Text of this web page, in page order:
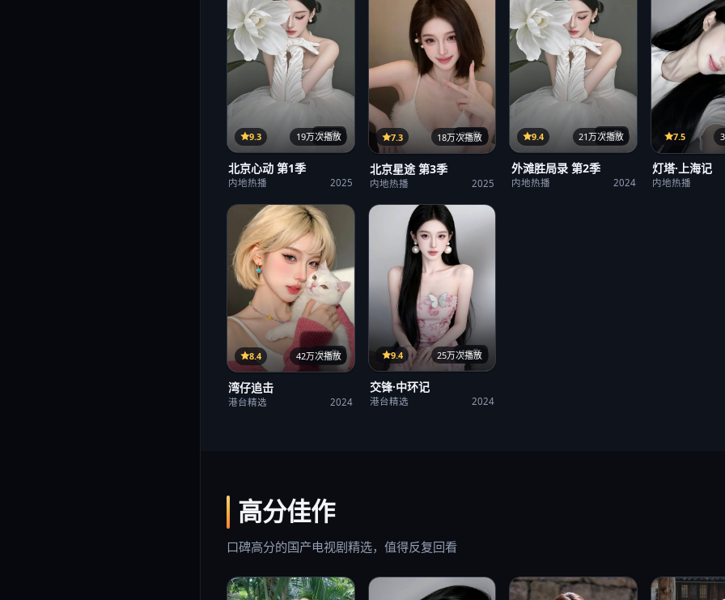
32集
9.3 19万次播放
北京心动 第1季
内地热播 2025
25集
7.3 18万次播放
北京星途 第3季
内地热播 2025
21集
9.4 21万次播放
外滩胜局录 第2季
内地热播 2024
7.5
灯塔·上海记
内地热播
38集
8.4 42万次播放
湾仔追击
港台精选 2024
15集
9.4 25万次播放
交锋·中环记
港台精选 2024
高分佳作
口碑高分的国产电视剧精选，值得反复回看